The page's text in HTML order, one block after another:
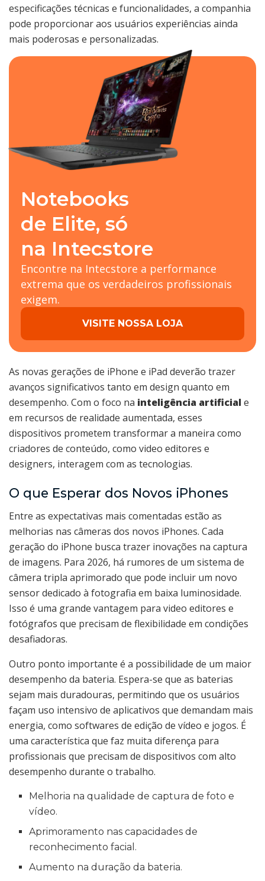
especificações técnicas e funcionalidades, a companhia
pode proporcionar aos usuários experiências ainda
mais poderosas e personalizadas.
Notebooks
de Elite, só
na Intecstore
Encontre na Intecstore a performance
extrema que os verdadeiros profissionais
exigem.
VISITE NOSSA LOJA
As novas gerações de iPhone e iPad deverão trazer
avanços significativos tanto em design quanto em
desempenho. Com o foco na inteligência artificial e
em recursos de realidade aumentada, esses
dispositivos prometem transformar a maneira como
criadores de conteúdo, como video editores e
designers, interagem com as tecnologias.
O que Esperar dos Novos iPhones
Entre as expectativas mais comentadas estão as
melhorias nas câmeras dos novos iPhones. Cada
geração do iPhone busca trazer inovações na captura
de imagens. Para 2026, há rumores de um sistema de
câmera tripla aprimorado que pode incluir um novo
sensor dedicado à fotografia em baixa luminosidade.
Isso é uma grande vantagem para video editores e
fotógrafos que precisam de flexibilidade em condições
desafiadoras.
Outro ponto importante é a possibilidade de um maior
desempenho da bateria. Espera-se que as baterias
sejam mais duradouras, permitindo que os usuários
façam uso intensivo de aplicativos que demandam mais
energia, como softwares de edição de vídeo e jogos. É
uma característica que faz muita diferença para
profissionais que precisam de dispositivos com alto
desempenho durante o trabalho.
Melhoria na qualidade de captura de foto e
vídeo.
Aprimoramento nas capacidades de
reconhecimento facial.
Aumento na duração da bateria.